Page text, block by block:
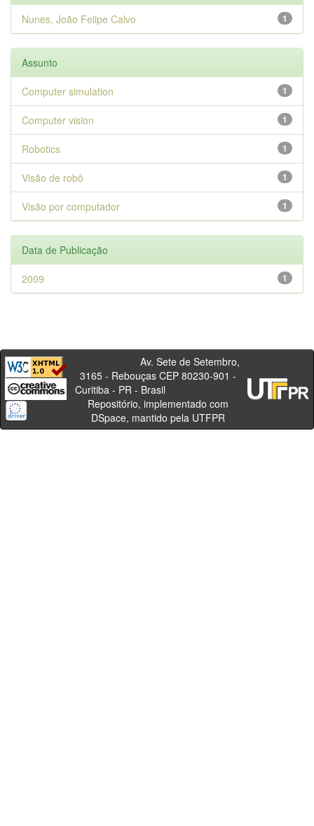
1
Nunes, João Felipe Calvo
Assunto
1
Computer simulation
1
Computer vision
1
Robotics
1
Visão de robô
1
Visão por computador
Data de Publicação
1
2009
Av. Sete de Setembro,
3165 - Rebouças CEP 80230-901 -
Curitiba - PR - Brasil
Repositório, implementado com
DSpace, mantido pela UTFPR